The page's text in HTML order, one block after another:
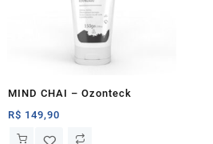
MIND CHAI – Ozonteck
R$ 149,90